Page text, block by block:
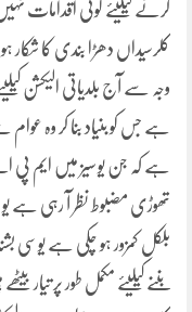
کرنے کیلیئے کوئی اقدامات
کلرسیداں دھڑا بندی کا
وجہ سے آج بلدیاتی الیکشن
ہے جس کو بنیاد بنا کر وہ
ہے کہ جن یو سیز میں ایم پی
تھوڑی مضبوط نظر آ رہی ہے
بلکل کمزور ہو چکی ہے یوسی
بننے کیلیئے مکمل طور پر